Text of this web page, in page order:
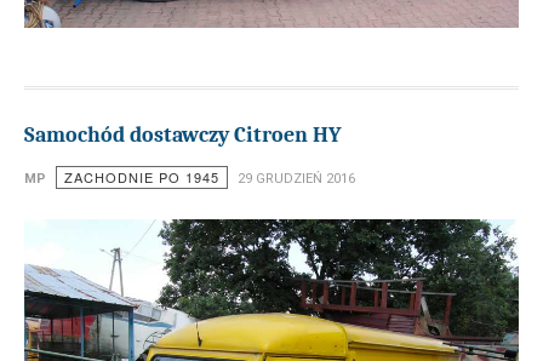
Samochód dostawczy Citroen HY
MP ZACHODNIE PO 1945 29 GRUDZIEŃ 2016